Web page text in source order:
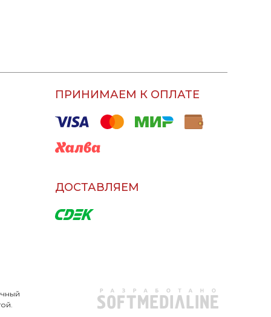
ПРИНИМАЕМ К ОПЛАТЕ
ДОСТАВЛЯЕМ